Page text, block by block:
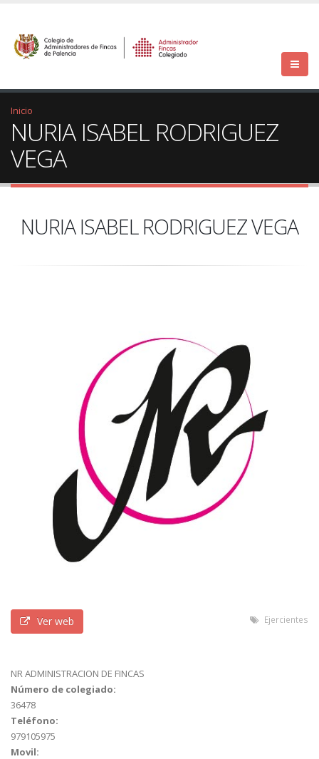
Inicio
NURIA ISABEL RODRIGUEZ
VEGA
NURIA ISABEL RODRIGUEZ VEGA
Ejercientes
Ver web
NR ADMINISTRACION DE FINCAS
Número de colegiado:
36478
Teléfono:
979105975
Movil: